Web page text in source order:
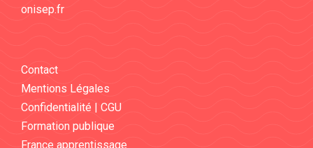
onisep.fr
Contact
Mentions Légales
Confidentialité | CGU
Formation publique
France apprentissage